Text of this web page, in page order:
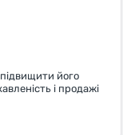
його
і продажі